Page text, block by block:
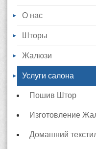
О нас
Шторы
Жалюзи
Услуги салона
Пошив Штор
Изготовление
Домашний